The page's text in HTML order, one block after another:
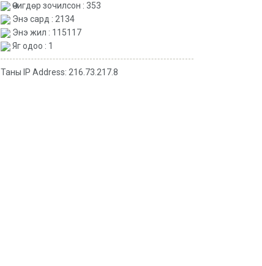
Өчигдөр зочилсон : 353
Энэ сард : 2134
Энэ жил : 115117
Яг одоо : 1
Таны IP Address: 216.73.217.8